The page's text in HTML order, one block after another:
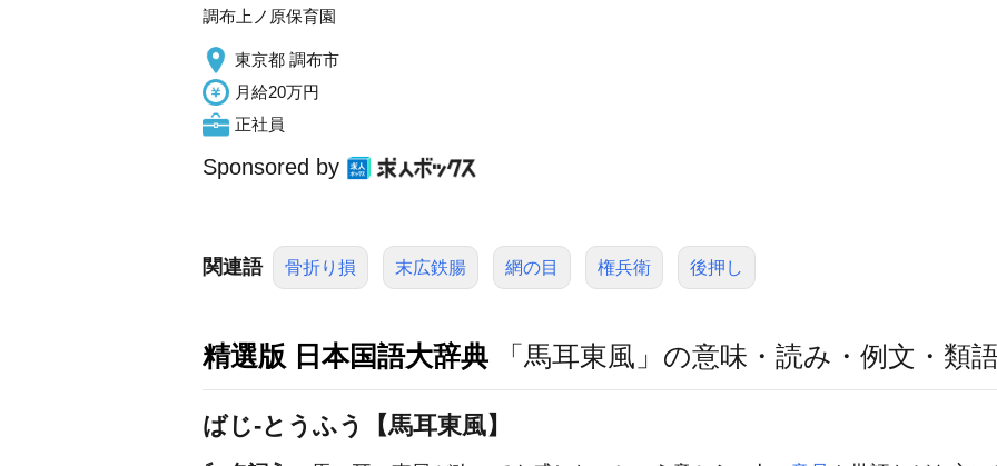
調布上ノ原保育園
東京都 調布市
月給20万円
正社員
Sponsored by
関連語 骨折り損 末広鉄腸 網の目 権兵衛 後押し
精選版 日本国語大辞典 「馬耳東風」の意味・読み・例文・類
ばじ‐とうふう【馬耳東風】